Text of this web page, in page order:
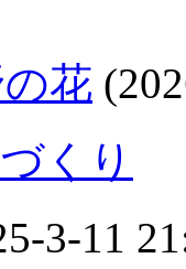
花
くり
3-11